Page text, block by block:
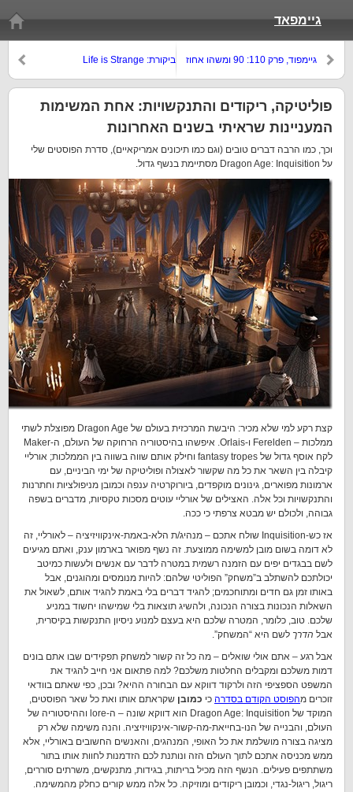
גיימפאד
ביקורת: Life is Strange
גיימפוד, פרק 110: 90 ומשהו אחוז
פוליטיקה, ריקודים והתנקשויות: אחת המשימות
המעניינות שראיתי בשנים האחרונות
וכך, כמו הרבה דברים טובים (וגם כמו תיכונים אמריקאיים), סדרת הפוסטים שלי
על Dragon Age: Inquisition מסתיימת בנשף גדול.
קצת רקע למי שלא מכיר: היבשת המרכזית בעולם של Dragon Age מפוצלת לשתי
ממלכות – Ferelden ו-Orlais. איפשהו בהיסטוריה הרחוקה של העולם, ה-Maker
לקח אוסף גדול של fantasy tropes וחילק אותם שווה בשווה בין הממלכות; אורליי
קיבלה בין השאר את כל מה שקשור לאצולה ופוליטיקה של ימי הביניים, עם
ארמונות מפוארים, גינונים מוקפדים, ביורוקרטיה ענפה וכמובן מניפולציות וחתרנות
והתנקשויות וכל אלה. האצילים של אורליי עוטים מסכות טקסיות, מדברים בשפה
גבוהה, ולכולם יש מבטא צרפתי כי ככה.
אז כש-Inquisition שולח אתכם – מנהיג/ת הלא-באמת-אינקוויזיציה – לאורליי, זה
לא דומה בשום מובן למשימה ממוצעת. זה נשף מפואר בארמון ענק, ואתם מגיעים
לשם בבגדים יפים עם הזמנה רשמית במטרה לדבר עם אנשים ולעשות כמיטב
יכולתכם להשתלב ב”משחק” הפוליטי שלהם: להיות מנומסים ומהוגנים, אבל
באותו זמן גם חדים ומתוחכמים; להגיד דברים בלי באמת להגיד אותם, לשאול את
השאלות הנכונות בצורה הנכונה, ולהשיג תוצאות בלי שמישהו יחשוד במניע
שלכם. טוב, כלומר, המטרה שלכם היא בעצם למנוע ניסיון התנקשות בקיסרית,
אבל הדרך לשם היא “המשחק”.
אבל רגע – אתם אולי שואלים – מה כל זה קשור למשחק תפקידים שבו אתם בונים
דמות משלכם ומקבלים החלטות משלכם? למה פתאום אני חייב להגיד את
המשפט הספציפי הזה ולרקוד דווקא עם הבחורה ההיא? ובכן, כפי שאתם בוודאי
זוכרים מהפוסט הקודם בסדרה כי כמובן שקראתם אותו ואת כל שאר הפוסטים,
המוקד של Dragon Age: Inquisition הוא דווקא שונה – ה-lore וההיסטוריה של
העולם, והבנייה של הנו-בחייאת-מה-קשור-אינקוויזיציה. והנה משימה שלא רק
מציגה בצורה מושלמת את כל האופי, המנהגים, והאנשים החשובים באורליי, אלא
ממש מכניסה אתכם לתוך העולם הזה ונותנת לכם הזדמנות לחוות אותו בתור
משתתפים פעילים. הנשף הזה מכיל בריתות, בגידות, מתנקשים, משרתים סוררים,
ריגול, ריגול-נגדי, וכמובן ריקודים ומוזיקה. כל אלה ממש קורים כחלק מהמשימה.